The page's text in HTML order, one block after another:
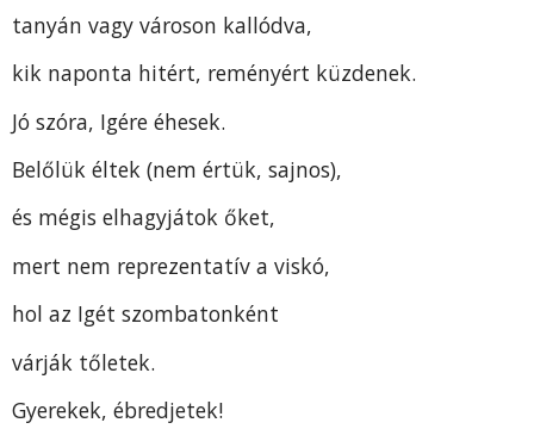
tanyán vagy városon kallódva,
kik naponta hitért, reményért küzdenek.
Jó szóra, Igére éhesek.
Belőlük éltek (nem értük, sajnos),
és mégis elhagyjátok őket,
mert nem reprezentatív a viskó,
hol az Igét szombatonként
várják tőletek.
Gyerekek, ébredjetek!